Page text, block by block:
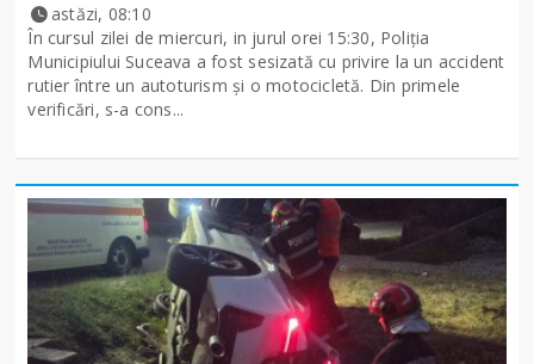
astăzi, 08:10
În cursul zilei de miercuri, in jurul orei 15:30, Poliția
Municipiului Suceava a fost sesizată cu privire la un accident
rutier între un autoturism și o motocicletă. Din primele
verificări, s-a cons...